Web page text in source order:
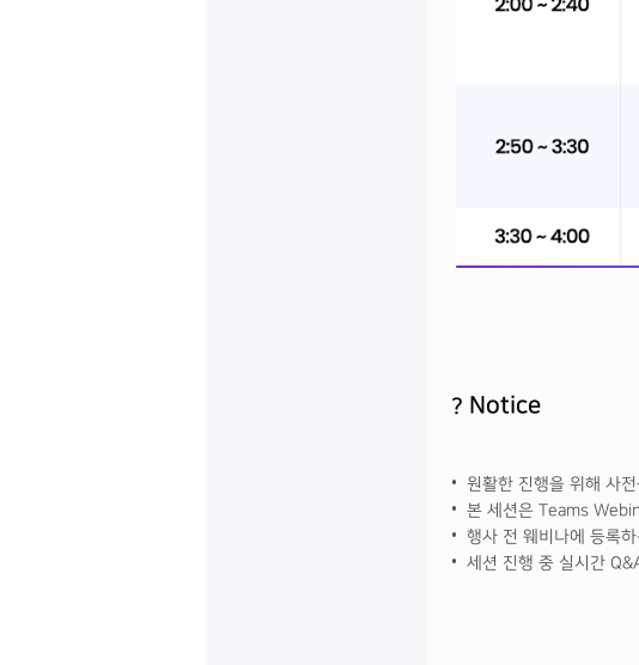
? Notice
• 원활한 진행을 위해 사
• 본 세션은 Teams
• 행사 전 웨비나에 등록
• 세션 진행 중 실시간